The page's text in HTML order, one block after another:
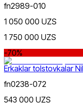
fn2989-010
1 050 000 UZS
1 750 000 UZS
-70%
Erkaklar tolstovkalar
fn0238-072
543 000 UZS